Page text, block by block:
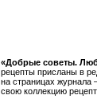
«Добрые советы.
рецепты присланы в
на страницах
свою коллекцию